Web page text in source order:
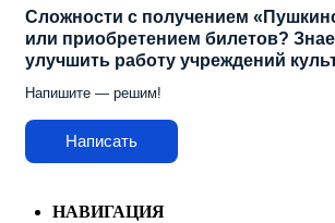
Сложности с получением
или приобретением билетов?
улучшить работу учреждений
Напишите — решим!
Написать
НАВИГАЦИЯ